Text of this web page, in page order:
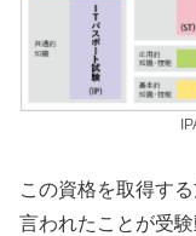
この資格を取得す
言われたことが受